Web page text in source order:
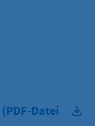
(PDF-Datei